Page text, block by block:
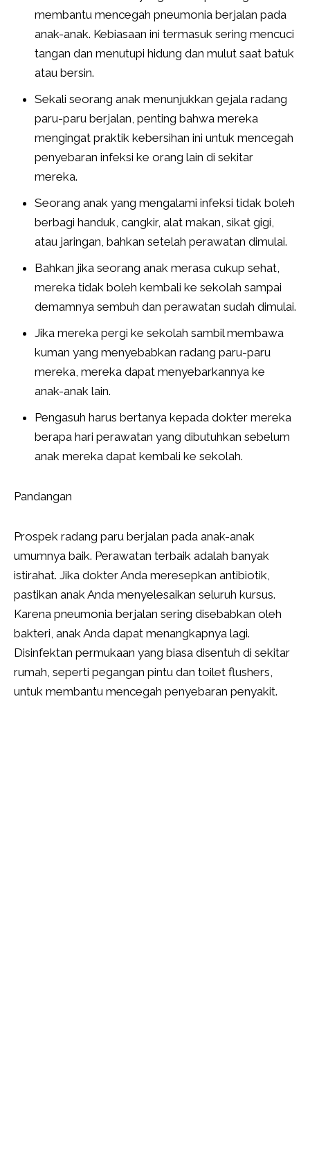
membantu mencegah pneumonia berjalan pada
anak-anak. Kebiasaan ini termasuk sering mencuci
tangan dan menutupi hidung dan mulut saat batuk
atau bersin.
Sekali seorang anak menunjukkan gejala radang
paru-paru berjalan, penting bahwa mereka
mengingat praktik kebersihan ini untuk mencegah
penyebaran infeksi ke orang lain di sekitar
mereka.
Seorang anak yang mengalami infeksi tidak boleh
berbagi handuk, cangkir, alat makan, sikat gigi,
atau jaringan, bahkan setelah perawatan dimulai.
Bahkan jika seorang anak merasa cukup sehat,
mereka tidak boleh kembali ke sekolah sampai
demamnya sembuh dan perawatan sudah dimulai.
Jika mereka pergi ke sekolah sambil membawa
kuman yang menyebabkan radang paru-paru
mereka, mereka dapat menyebarkannya ke
anak-anak lain.
Pengasuh harus bertanya kepada dokter mereka
berapa hari perawatan yang dibutuhkan sebelum
anak mereka dapat kembali ke sekolah.
Pandangan
Prospek radang paru berjalan pada anak-anak
umumnya baik. Perawatan terbaik adalah banyak
istirahat. Jika dokter Anda meresepkan antibiotik,
pastikan anak Anda menyelesaikan seluruh kursus.
Karena pneumonia berjalan sering disebabkan oleh
bakteri, anak Anda dapat menangkapnya lagi.
Disinfektan permukaan yang biasa disentuh di sekitar
rumah, seperti pegangan pintu dan toilet flushers,
untuk membantu mencegah penyebaran penyakit.